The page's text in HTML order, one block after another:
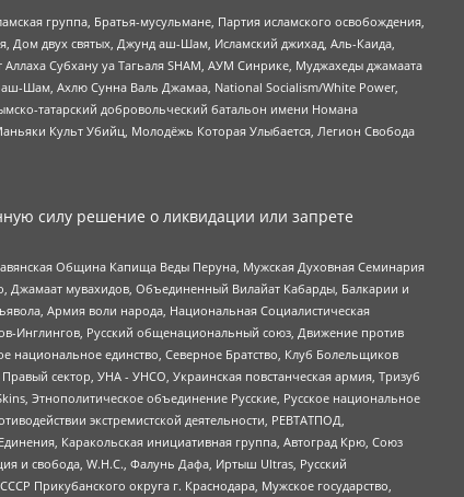
группа, Братья-мусульмане, Партия исламского освобождения,
Дом двух святых, Джунд аш-Шам, Исламский джихад, Аль-Каида,
Субхану уа Тагьаля SHAM, АУМ Синрике, Муджахеды джамаата
аш-Шам, Ахлю Сунна Валь Джамаа, National Socialism/White Power,
татарский добровольческий батальон имени Номана
Культ Убийц, Молодёжь Которая Улыбается, Легион Свобода
силу решение о ликвидации или запрете
Община Капища Веды Перуна, Мужская Духовная Семинария
Джамаат мувахидов, Объединенный Вилайат Кабарды, Балкарии и
Армия воли народа, Национальная Социалистическая
Инглингов, Русский общенациональный союз, Движение против
национальное единство, Северное Братство, Клуб Болельщиков
сектор, УНА - УНСО, Украинская повстанческая армия, Тризуб
Этнополитическое объединение Русские, Русское национальное
экстремистской деятельности, РЕВТАТПОД,
Каракольская инициативная группа, Автоград Крю, Союз
и свобода, W.H.С., Фалунь Дафа, Иртыш Ultras, Русский
Прикубанского округа г. Краснодара, Мужское государство,